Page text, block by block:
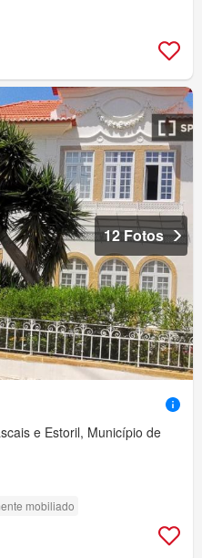
12 Fotos
e Estoril, Município de
mobiliado